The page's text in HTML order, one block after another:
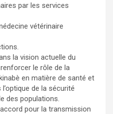
par les services
vétérinaire
la vision actuelle du
le rôle de la
en matière de santé et
de la sécurité
des populations.
pour la transmission